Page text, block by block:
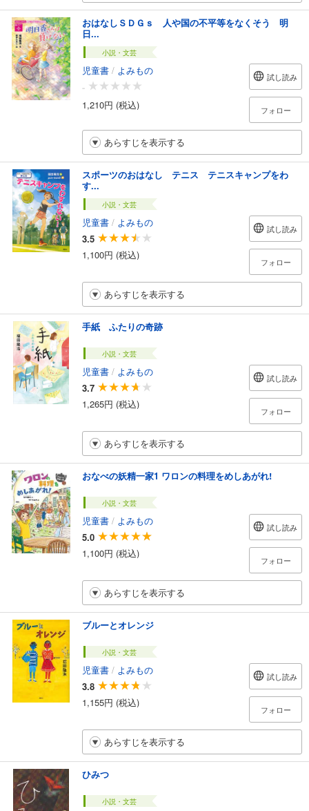
おはなしＳＤＧｓ 人や国の不平等をなくそう 明
日...
小説・文芸
児童書 / よみもの
-
1,210円 (税込)
試し読み
フォロー
あらすじを表示する
スポーツのおはなし テニス テニスキャンプをわ
す...
小説・文芸
児童書 / よみもの
3.5
1,100円 (税込)
試し読み
フォロー
あらすじを表示する
手紙 ふたりの奇跡
小説・文芸
児童書 / よみもの
3.7
1,265円 (税込)
試し読み
フォロー
あらすじを表示する
おなべの妖精一家1 ワロンの料理をめしあがれ!
小説・文芸
児童書 / よみもの
5.0
1,100円 (税込)
試し読み
フォロー
あらすじを表示する
ブルーとオレンジ
小説・文芸
児童書 / よみもの
3.8
1,155円 (税込)
試し読み
フォロー
あらすじを表示する
ひみつ
小説・文芸